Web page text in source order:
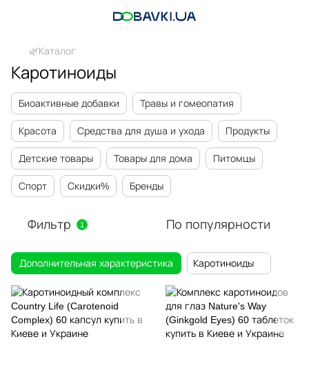
🌿Каталог
Каротиноиды
Биоактивные добавки Травы и гомеопатия
Красота Средства для душа и ухода Продукты
Детские товары Товары для дома Питомцы
Спорт Скидки% Бренды
Фильтр 1 По популярности
Дополнительная характеристика Каротиноиды